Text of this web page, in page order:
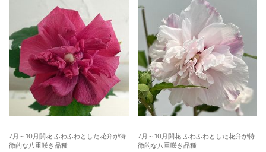
7月～10月開花 ふわふわとした花弁が特
徴的な八重咲き品種
7月～10月開花 ふわふわとした花弁が特
徴的な八重咲き品種